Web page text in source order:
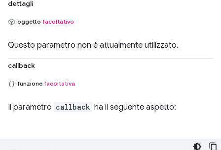
dettagli
oggetto facoltativo
Questo parametro non è attualmente utilizzato.
callback
funzione facoltativa
Il parametro callback ha il seguente aspetto: